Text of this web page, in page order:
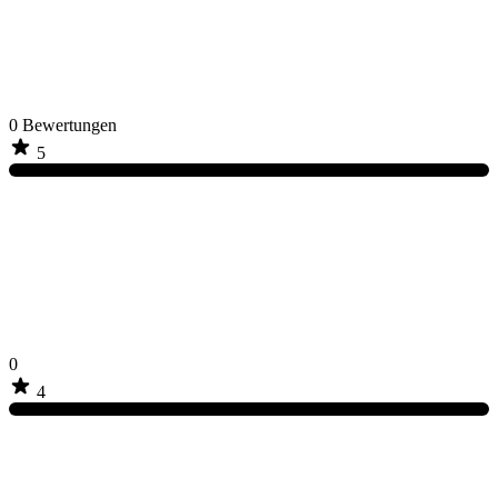
0 Bewertungen
5
0
4